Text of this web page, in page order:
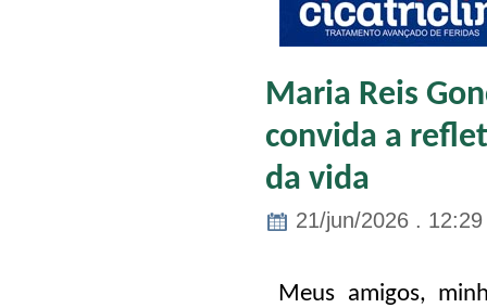
Maria Reis
convida a
da vida
21/jun/2026 . 12:29
Meus amigos,